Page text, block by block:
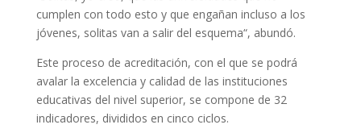
cumplen con todo esto y que engañan incluso a los
jóvenes, solitas van a salir del esquema“, abundó.
Este proceso de acreditación, con el que se podrá
avalar la excelencia y calidad de las instituciones
educativas del nivel superior, se compone de 32
indicadores, divididos en cinco ciclos.